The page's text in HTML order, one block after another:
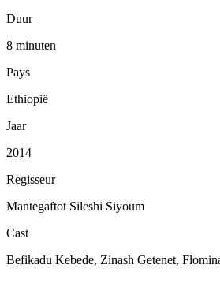
Duur
8 minuten
Pays
Ethiopië
Jaar
2014
Regisseur
Mantegaftot Sileshi Siyoum
Cast
Befikadu Kebede, Zinash Getenet,